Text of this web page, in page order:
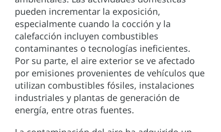
pueden incrementar la exposición,
especialmente cuando la cocción y la
calefacción incluyen combustibles
contaminantes o tecnologías ineficientes.
Por su parte, el aire exterior se ve afectado
por emisiones provenientes de vehículos que
utilizan combustibles fósiles, instalaciones
industriales y plantas de generación de
energía, entre otras fuentes.